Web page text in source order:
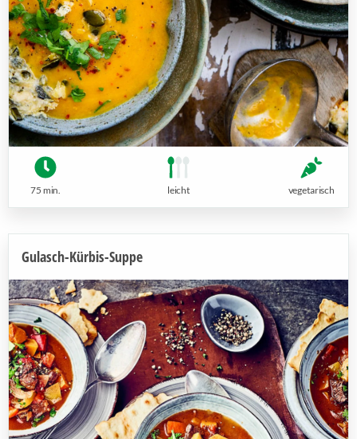
75 min. leicht vegetarisch
Gulasch-Kürbis-Suppe